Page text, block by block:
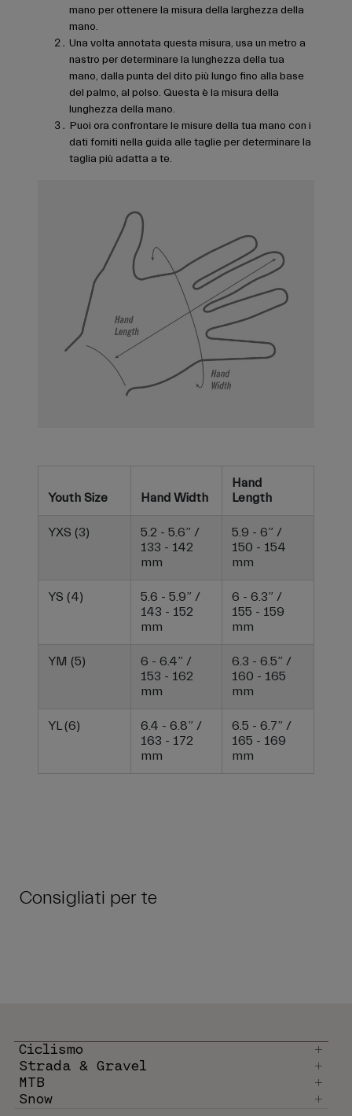
mano per ottenere la misura della larghezza della
mano.
Una volta annotata questa misura, usa un metro a
nastro per determinare la lunghezza della tua
mano, dalla punta del dito più lungo fino alla base
del palmo, al polso. Questa è la misura della
lunghezza della mano.
Puoi ora confrontare le misure della tua mano con i
dati forniti nella guida alle taglie per determinare la
taglia più adatta a te.
Youth Size Hand Width
Hand
Length
YXS (3)
5.2 - 5.6” /
133 - 142
mm
5.9 - 6” /
150 - 154
mm
YS (4)
5.6 - 5.9” /
143 - 152
mm
6 - 6.3” /
155 - 159
mm
YM (5)
6 - 6.4” /
153 - 162
mm
6.3 - 6.5” /
160 - 165
mm
YL (6)
6.4 - 6.8” /
163 - 172
mm
6.5 - 6.7” /
165 - 169
mm
Consigliati per te
Ciclismo
Strada & Gravel
MTB
Snow